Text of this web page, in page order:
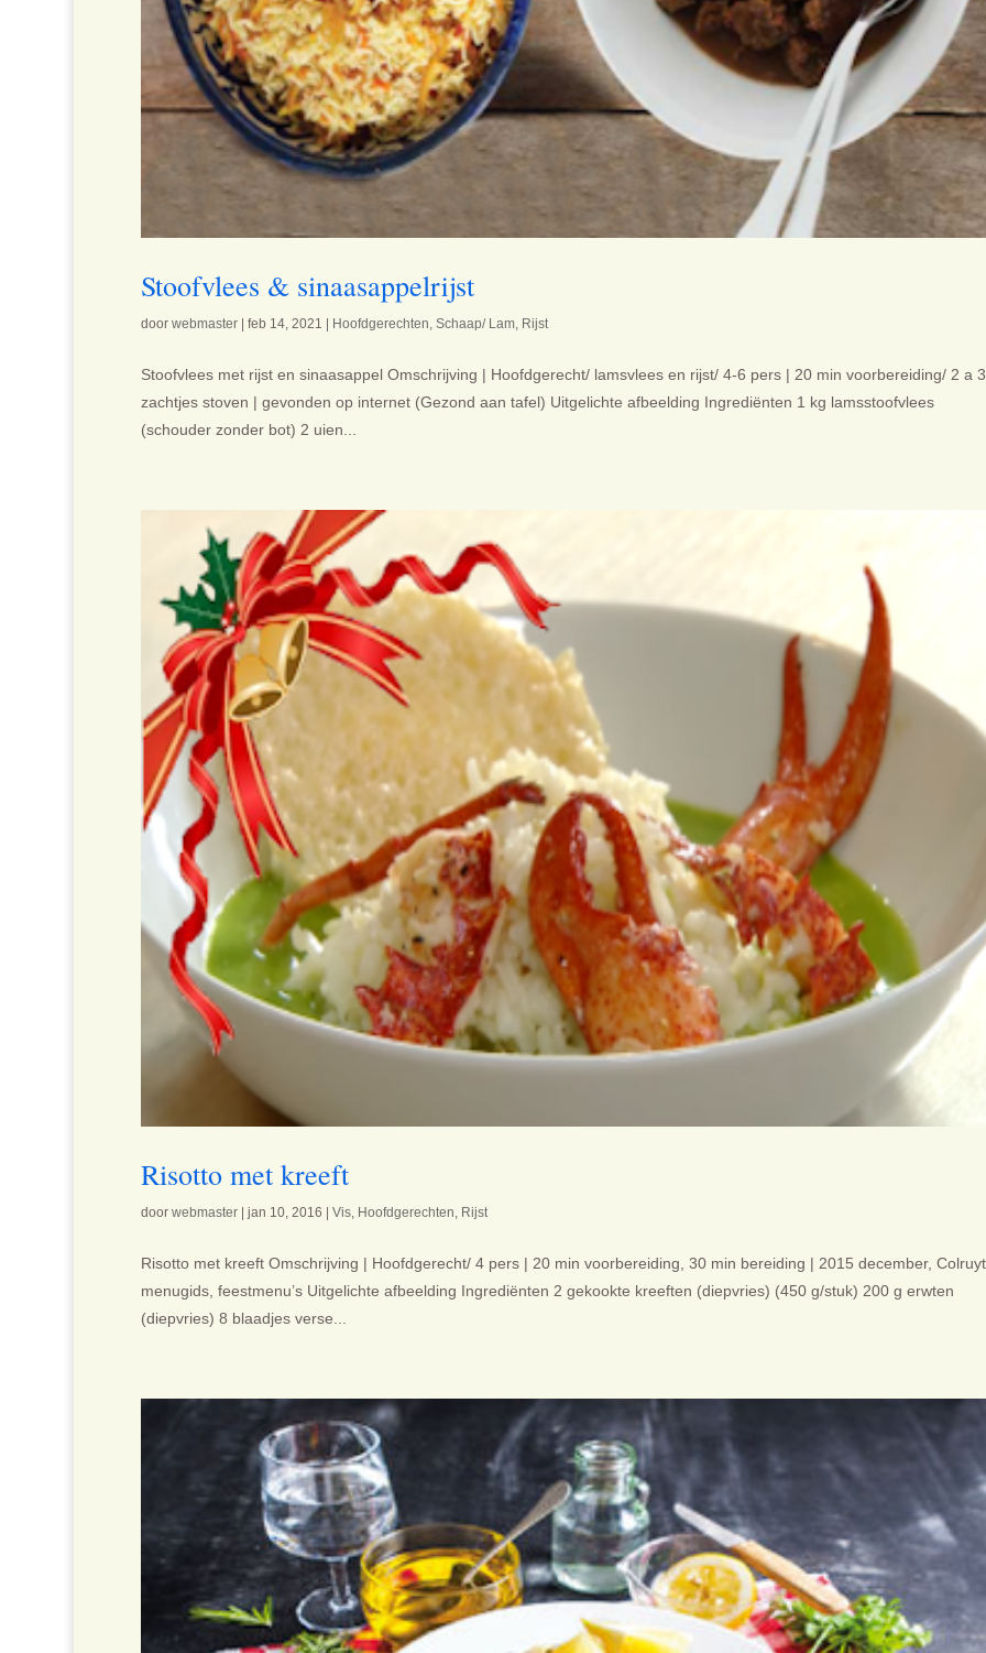
Stoofvlees & sinaasappelrijst
door webmaster| feb 14, 2021 Hoofdgerechten, Schaap/ Lam, Rijst
Stoofvlees met rijst en sinaasappel Omschrijving | Hoofdgerecht/ lamsvlees en rijst/ 4-6 pers | 20 min voorbereiding/ 2 a
zachtjes stoven | gevonden op internet (Gezond aan tafel) Uitgelichte afbeelding Ingrediënten 1 kg lamsstoofvlees
(schouder zonder bot) 2 uien...
Risotto met kreeft
door webmaster| jan 10, 2016 Vis, Hoofdgerechten, Rijst
Risotto met kreeft Omschrijving | Hoofdgerecht/ 4 pers | 20 min voorbereiding, 30 min bereiding | 2015 december, Colruyt
menugids, feestmenu’s Uitgelichte afbeelding Ingrediënten 2 gekookte kreeften (diepvries) (450 g/stuk) 200 g erwten
(diepvries) 8 blaadjes verse...